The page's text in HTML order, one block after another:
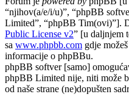
“njihov(a/e/i/u)”, “phpBB
Limited”, “phpBB Tim(ovi)”].
Public License v2” [u daljnjem
sa www.phpbb.com gdje
informacije o phpBBu.
phpBB softver [samo]
phpBB Limited nije, niti može
od naše strane (ne)dopušten